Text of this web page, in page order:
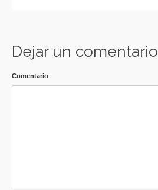
Dejar un comentario
Comentario